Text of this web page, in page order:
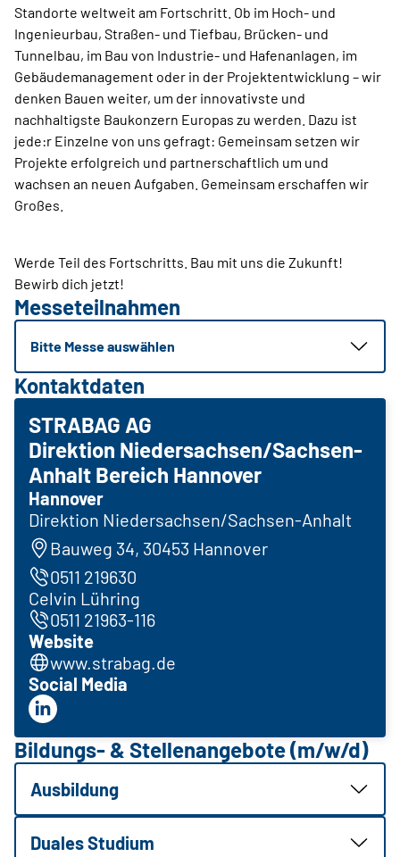
Standorte weltweit am Fortschritt. Ob im Hoch- und
Ingenieurbau, Straßen- und Tiefbau, Brücken- und
Tunnelbau, im Bau von Industrie- und Hafenanlagen, im
Gebäudemanagement oder in der Projektentwicklung – wir
denken Bauen weiter, um der innovativste und
nachhaltigste Baukonzern Europas zu werden. Dazu ist
jede:r Einzelne von uns gefragt: Gemeinsam setzen wir
Projekte erfolgreich und partnerschaftlich um und
wachsen an neuen Aufgaben. Gemeinsam erschaffen wir
Großes.
Werde Teil des Fortschritts. Bau mit uns die Zukunft!
Bewirb dich jetzt!
Messeteilnahmen
Bitte Messe auswählen
Kontaktdaten
STRABAG AG
Direktion Niedersachsen/Sachsen-
Anhalt Bereich Hannover
Hannover
Direktion Niedersachsen/Sachsen-Anhalt
Bauweg 34, 30453 Hannover
0511 219630
Celvin Lühring
0511 21963-116
Website
www.strabag.de
Social Media
Bildungs- & Stellenangebote (m/w/d)
Ausbildung
Duales Studium